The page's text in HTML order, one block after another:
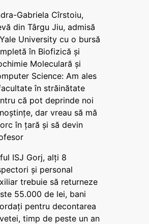
Gabriela Cîrstoiu,
din Târgu Jiu, admisă
University cu o bursă
în Biofizică și
Moleculară și
Science: Am ales
în străinătate
că pot deprinde noi
dar vreau să mă
în țară și să devin
ISJ Gorj, alți 8
și personal
trebuie să returneze
55.000 de lei, bani
pentru decontarea
timp de peste un an